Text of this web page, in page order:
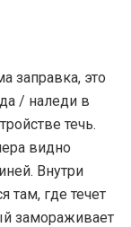
заправка, это
/ наледи в
течь.
видно
Внутри
там, где течет
замораживает